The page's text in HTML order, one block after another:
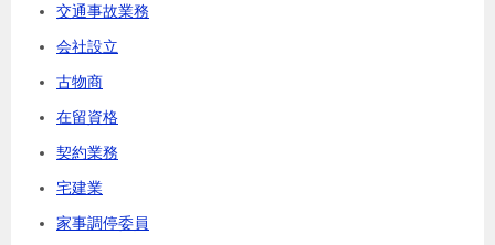
交通事故業務
会社設立
古物商
在留資格
契約業務
宅建業
家事調停委員